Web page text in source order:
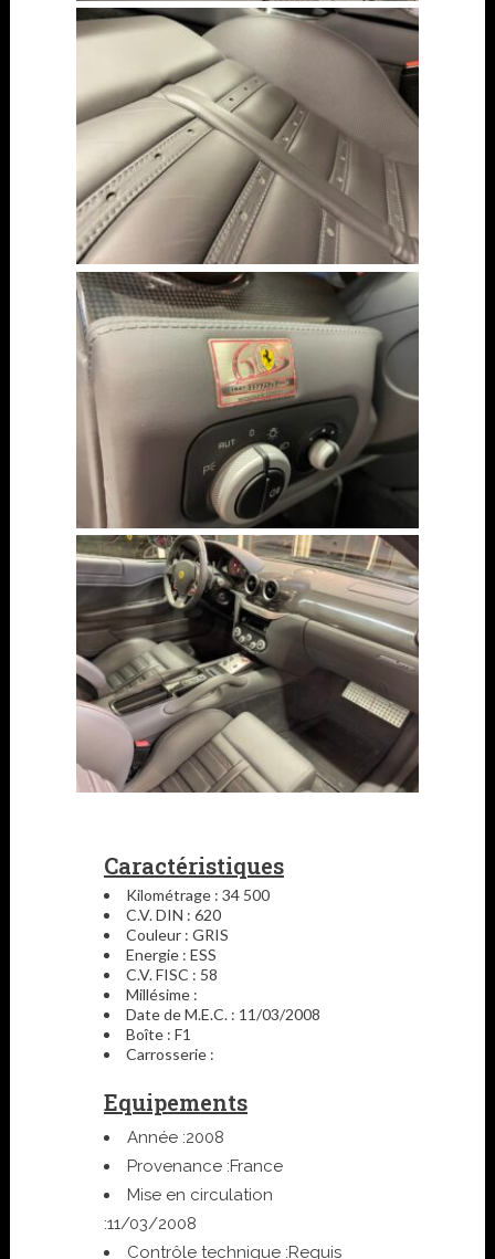
Caractéristiques
Kilométrage : 34 500
C.V. DIN : 620
Couleur : GRIS
Energie : ESS
C.V. FISC : 58
Millésime :
Date de M.E.C. : 11/03/2008
Boîte : F1
Carrosserie :
Equipements
Année :2008
Provenance :France
Mise en circulation
:11/03/2008
Contrôle technique :Requis